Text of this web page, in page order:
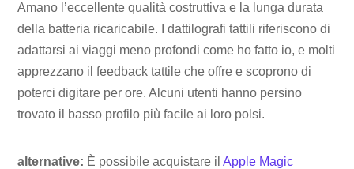
Amano l’eccellente qualità costruttiva e la lunga durata
della batteria ricaricabile. I dattilografi tattili riferiscono di
adattarsi ai viaggi meno profondi come ho fatto io, e molti
apprezzano il feedback tattile che offre e scoprono di
poterci digitare per ore. Alcuni utenti hanno persino
trovato il basso profilo più facile ai loro polsi.
alternative: È possibile acquistare ilApple Magic